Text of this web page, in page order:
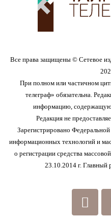
Все права защищены © Сетевое
При полном или частичном
телеграф» обязательна.
информацию,
Редакция не
Зарегистрировано
информационных технологий и
о регистрации средства
23.10.2014 г.